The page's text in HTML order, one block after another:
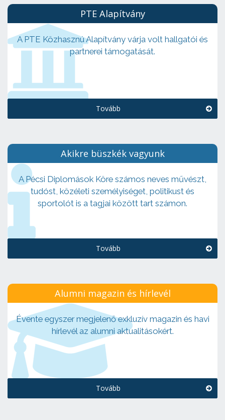
PTE Alapítvány
A PTE Közhasznú Alapítvány várja volt hallgatói és
partnerei támogatását.
Tovább
Akikre büszkék vagyunk
A Pécsi Diplomások Köre számos neves művészt,
tudóst, közéleti személyiséget, politikust és
sportolót is a tagjai között tart számon.
Tovább
Alumni magazin és hírlevél
Évente egyszer megjelenő exkluzív magazin és havi
hírlevél az alumni aktualitásokért.
Tovább